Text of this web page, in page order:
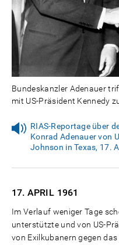
Bundeskanzler Adenauer
mit US-Präsident Kennedy
RIAS-Reportage über
Konrad Adenauer von
Johnson in Texas, 17.
17. APRIL 1961
Im Verlauf weniger Tage
unterstützte und von US-
von Exilkubanern gegen